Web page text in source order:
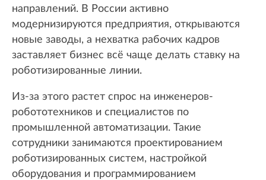
направлений. В России активно
модернизируются предприятия, открываются
новые заводы, а нехватка рабочих кадров
заставляет бизнес всё чаще делать ставку на
роботизированные линии.
Из-за этого растет спрос на инженеров-
робототехников и специалистов по
промышленной автоматизации. Такие
сотрудники занимаются проектированием
роботизированных систем, настройкой
оборудования и программированием